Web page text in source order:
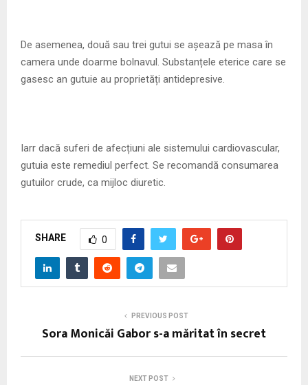
De asemenea, două sau trei gutui se așează pe masa în
camera unde doarme bolnavul. Substanțele eterice care se
gasesc an gutuie au proprietăți antidepresive.
Iarr dacă suferi de afecțiuni ale sistemului cardiovascular,
gutuia este remediul perfect. Se recomandă consumarea
gutuilor crude, ca mijloc diuretic.
SHARE 0
PREVIOUS POST
Sora Monicăi Gabor s-a măritat în secret
NEXT POST